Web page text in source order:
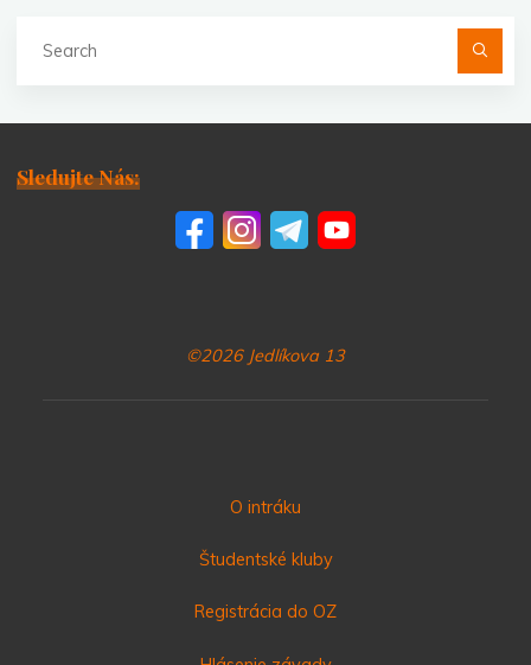
Sledujte Nás:
©2026 Jedlíkova 13
O intráku
Študentské kluby
Registrácia do OZ